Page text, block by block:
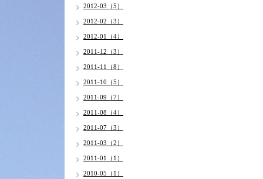
2012-03（5）
2012-02（3）
2012-01（4）
2011-12（3）
2011-11（8）
2011-10（5）
2011-09（7）
2011-08（4）
2011-07（3）
2011-03（2）
2011-01（1）
2010-05（1）